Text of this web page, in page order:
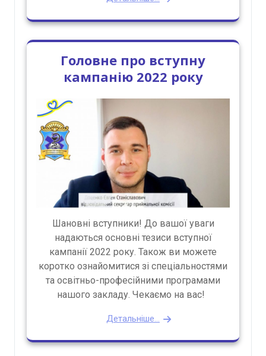
Головне про вступну
кампанію 2022 року
Шановні вступники! До вашої уваги
надаються основні тезиси вступної
кампанії 2022 року. Також ви можете
коротко ознайомитися зі спеціальностями
та освітньо-професійними програмами
нашого закладу. Чекаємо на вас!
Детальніше...